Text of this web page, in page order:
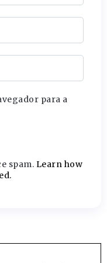
para a
spam. Learn how